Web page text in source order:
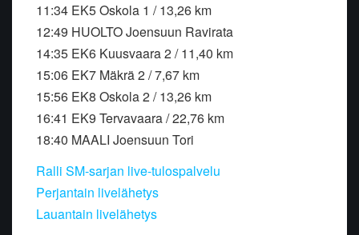
11:34 EK5 Oskola 1 / 13,26 km
12:49 HUOLTO Joensuun Ravirata
14:35 EK6 Kuusvaara 2 / 11,40 km
15:06 EK7 Mäkrä 2 / 7,67 km
15:56 EK8 Oskola 2 / 13,26 km
16:41 EK9 Tervavaara / 22,76 km
18:40 MAALI Joensuun Tori
Ralli SM-sarjan live-tulospalvelu
Perjantain livelähetys
Lauantain livelähetys